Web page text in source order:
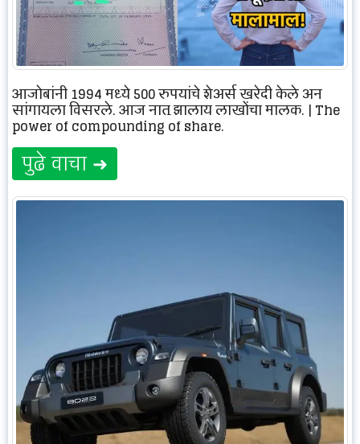
आजोबांनी 1994 मध्ये 500 रुपयांचे शेअर्स खरेदी केले अन्
सांगायला विसरले, आज नातू झालाय लाखोंचा मालक. | The
power of compounding of share.
पुढे वाचा ➜